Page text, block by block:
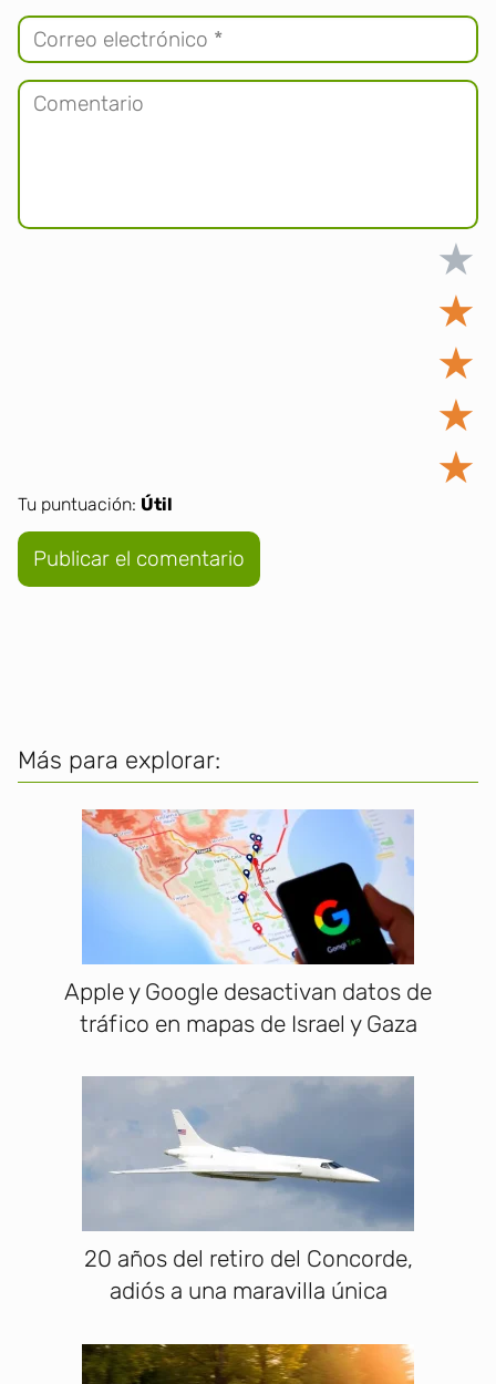
★
★
★
★
★
Tu puntuación: Útil
Más para explorar:
Apple y Google desactivan datos de
tráfico en mapas de Israel y Gaza
20 años del retiro del Concorde,
adiós a una maravilla única